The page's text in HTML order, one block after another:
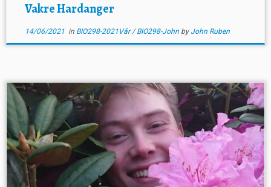
Vakre Hardanger
14/06/2021in BIO298-2021Vår/BIO298-John byJohn Ruben